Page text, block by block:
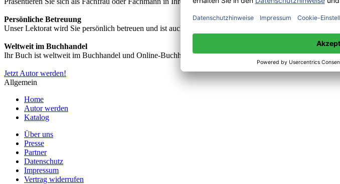
Persönliche Betreuung
Unser Lektorat wird Sie persönlich betreuen und ist auch telefonisch unter +49(0)176-85996762 erreichbar.
Weltweit im Buchhandel
Ihr Buch ist weltweit im Buchhandel und Online-Buchhandel wie z.B. amazon erhältlich.
Jetzt Autor werden!
Allgemein
Home
Autor werden
Katalog
Über uns
Presse
Partner
Datenschutz
Impressum
Vertrag widerrufen